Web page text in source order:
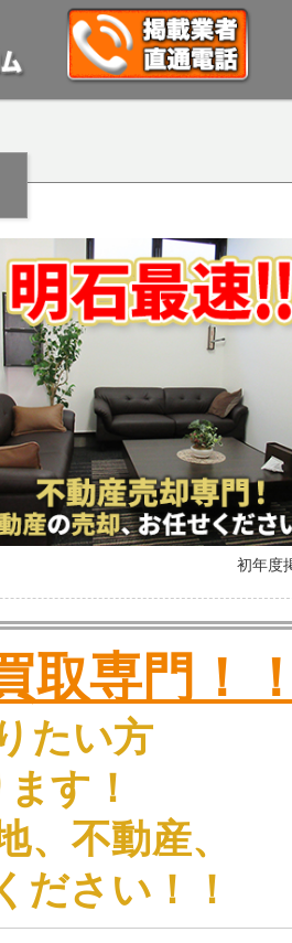
初年度
取専門！！
たい方
す！
不動産、
ださい！！